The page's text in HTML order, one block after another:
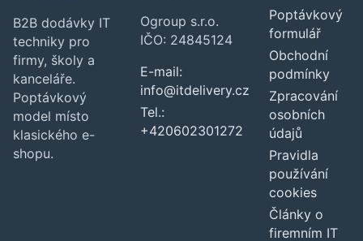
B2B dodávky IT
techniky pro
firmy, školy a
kanceláře.
Poptávkový
model místo
klasického e-
shopu.
Ogroup s.r.o.
IČO: 24845124
E-mail:
info@itdelivery.cz
Tel.:
+420602301272
Poptávkový
formulář
Obchodní
podmínky
Zpracování
osobních
údajů
Pravidla
používání
cookies
Články o
firemním IT